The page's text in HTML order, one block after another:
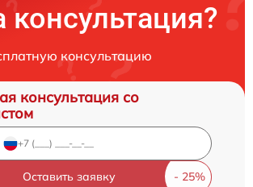
консультацию
консультация со
Оставить заявку